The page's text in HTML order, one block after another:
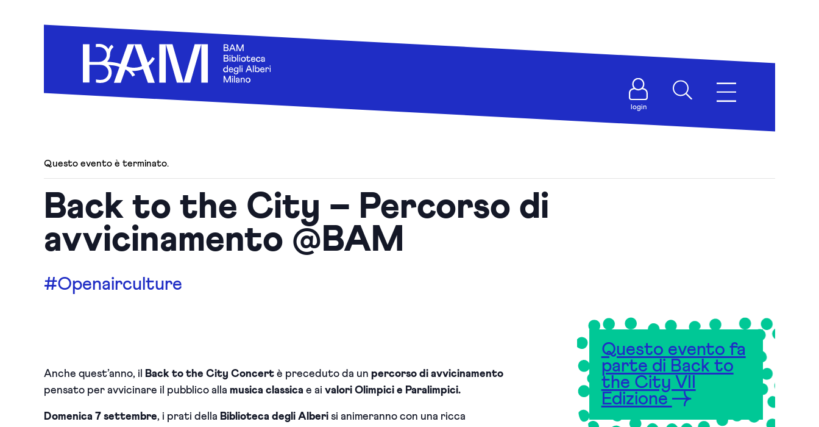
login
Questo evento è terminato.
Back to the City – Percorso di
avvicinamento @BAM
#Openairculture
Anche quest’anno, il Back to the City Concert è preceduto da un percorso di avvicinamento
pensato per avvicinare il pubblico alla musica classica e ai valori Olimpici e Paralimpici.
Domenica 7 settembre, i prati della Biblioteca degli Alberi si animeranno con una ricca
Questo evento fa
parte di Back to
the City VII
Edizione